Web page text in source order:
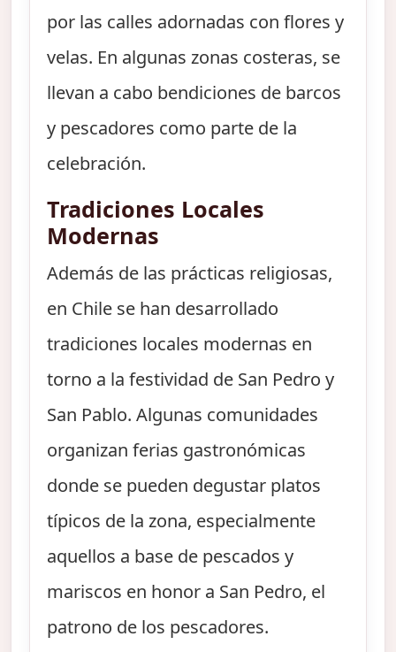
por las calles adornadas con flores y
velas. En algunas zonas costeras, se
llevan a cabo bendiciones de barcos
y pescadores como parte de la
celebración.
Tradiciones Locales
Modernas
Además de las prácticas religiosas,
en Chile se han desarrollado
tradiciones locales modernas en
torno a la festividad de San Pedro y
San Pablo. Algunas comunidades
organizan ferias gastronómicas
donde se pueden degustar platos
típicos de la zona, especialmente
aquellos a base de pescados y
mariscos en honor a San Pedro, el
patrono de los pescadores.